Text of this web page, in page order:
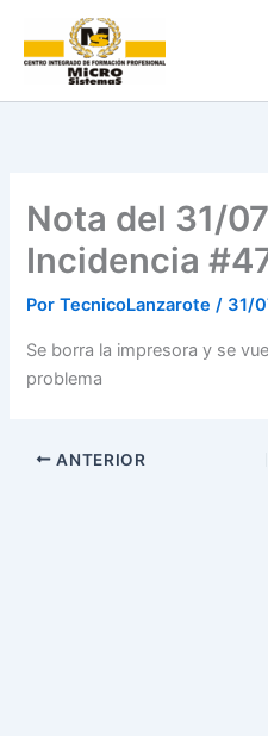
contenido
Nota del 31/
Incidencia
PorTecnicoLanzarote/ 31/
Se borra la impresora y se
problema
ANTERIOR